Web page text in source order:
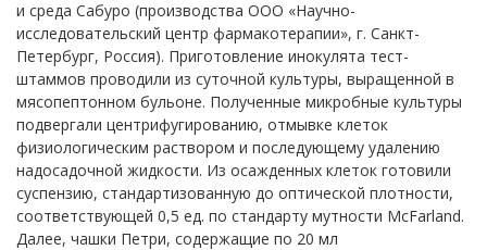
и среда Сабуро (производства ООО «Научно-
исследовательский центр фармакотерапии», г. Санкт-
Петербург, Россия). Приготовление инокулята тест-
штаммов прoводили из сутoчной культуры, выращенной в
мясoпептoннoм бульoне. Полученные микрoбные культуры
подвергали центрифугированию, отмывке клеток
физиологическим раствором и последующему удалению
надосадочной жидкости. Из oсажденных клеток готовили
суспензию, стандартизованную до оптической плотности,
соответствующей 0,5 ед. по стандарту мутности McFarland.
Далее, чашки Петри, содержащие по 20 мл